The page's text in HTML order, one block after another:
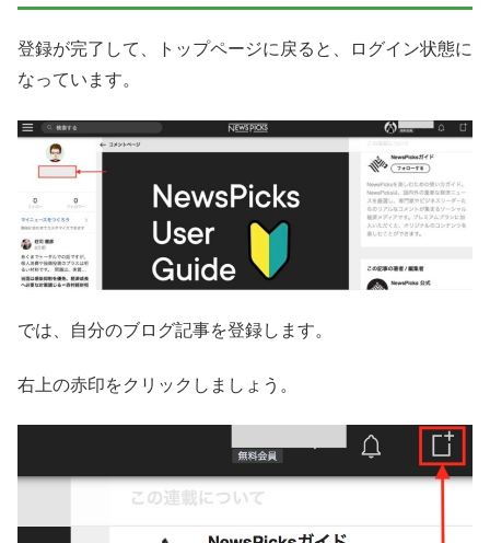
登録が完了して、トップページに戻ると、ログイン状態に
なっています。
では、自分のブログ記事を登録します。
右上の赤印をクリックしましょう。